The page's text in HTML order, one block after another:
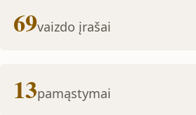
69vaizdo įrašai
13pamąstymai